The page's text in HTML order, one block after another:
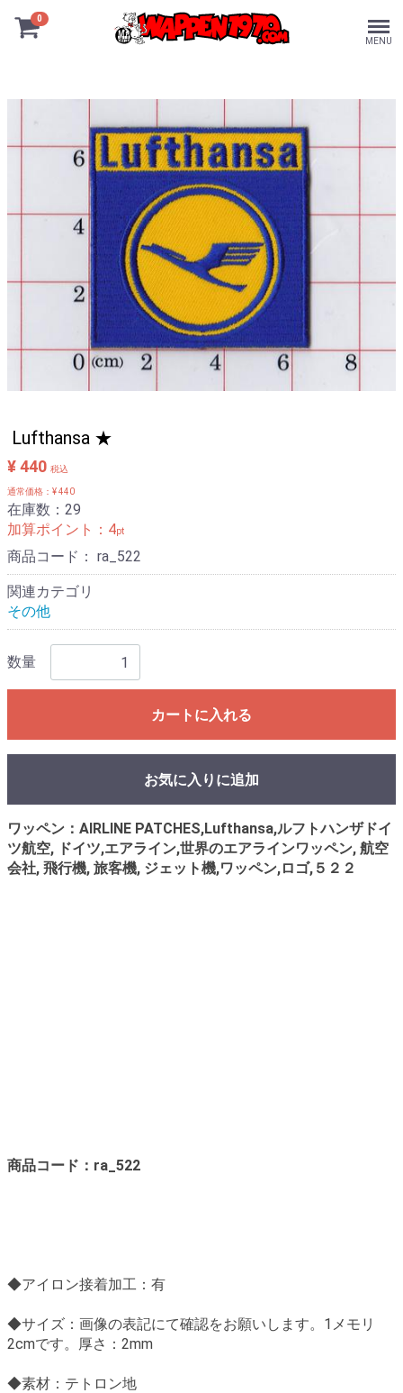
0
MENU
Lufthansa ★
¥ 440 税込
通常価格：¥ 440
在庫数：29
加算ポイント： 4pt
商品コード： ra_522
関連カテゴリ
その他
数量
カートに入れる
お気に入りに追加
ワッペン：AIRLINE PATCHES,Lufthansa,ルフトハンザドイ
ツ航空, ドイツ,エアライン,世界のエアラインワッペン, 航空
会社, 飛行機, 旅客機, ジェット機,ワッペン,ロゴ,５２２
商品コード：ra_522
◆アイロン接着加工：有
◆サイズ： 画像の表記にて確認をお願いします。1メモリ
2cmです。厚さ：2mm
◆素材：テトロン地